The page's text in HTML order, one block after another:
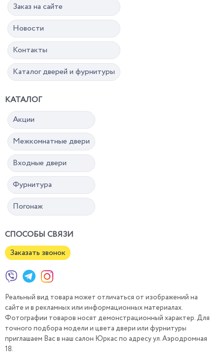
Заказ на сайте
Новости
Контакты
Каталог дверей и фурнитуры
КАТАЛОГ
Акции
Межкомнатные двери
Входные двери
Фурнитура
Погонаж
СПОСОБЫ СВЯЗИ
Заказать звонок
Реальный вид товара может отличаться от изображений на
сайте и в рекламных или информационных материалах.
Фотографии товаров носят демонстрационный характер. Для
точного подбора модели и цвета двери или фурнитуры
приглашаем Вас в наш салон Юркас по адресу ул. Аэродромная
18.